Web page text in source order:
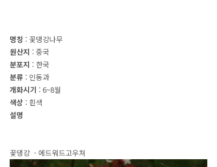
명칭 : 꽃댕강나무
원산지 : 중국
분포지 : 한국
분류 : 인동과
개화시기 : 6~8월
색상 : 흰색
설명
꽃댕강 - 에드워드고우쳐